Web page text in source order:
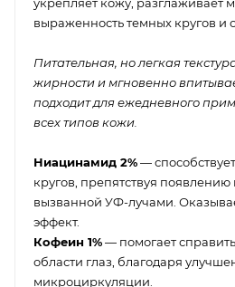
выраженность темных кругов и
Питательная, но легкая
жирности и мгновенно
подходит для ежедневного
всех типов кожи.
Ниацинамид 2%—
кругов, препятствуя появлению
вызванной УФ-лучами.
эффект.
Кофеин 1%— помогает
области глаз, благодаря
микроциркуляции.